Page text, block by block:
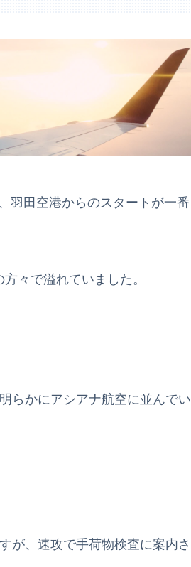
羽田空港からのスタートが一番
々で溢れていました。
らかにアシアナ航空に並んでい
が、速攻で手荷物検査に案内さ